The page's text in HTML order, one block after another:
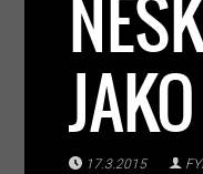
17.3.2015